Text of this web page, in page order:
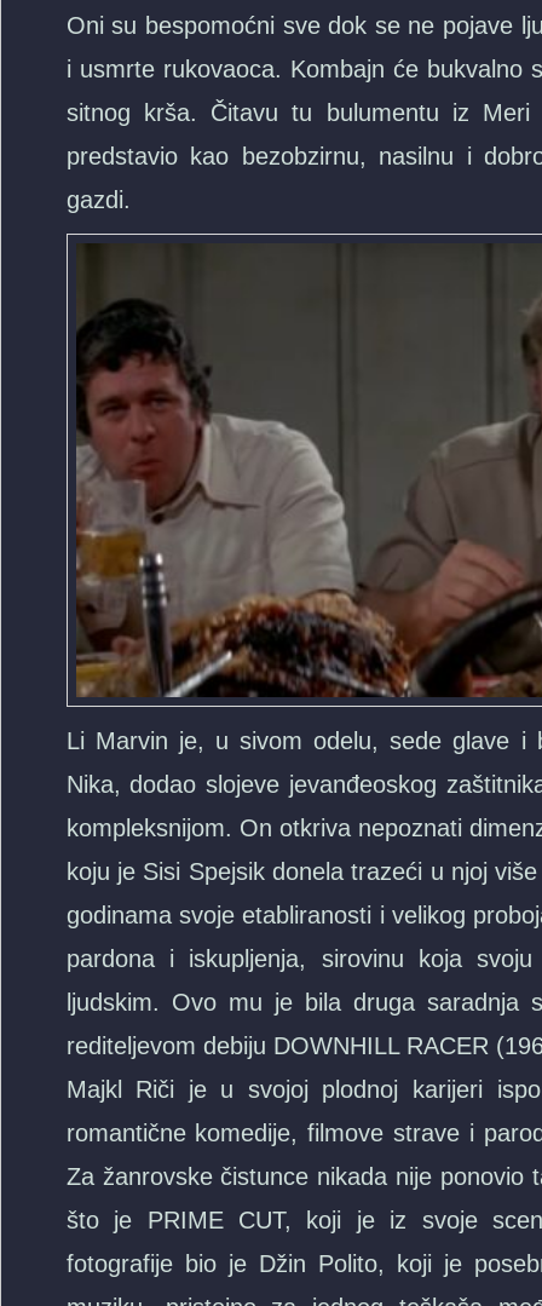
Oni su bespomoćni sve dok se ne pojave
i usmrte rukovaoca. Kombajn će bukvalno
sitnog krša. Čitavu tu bulumentu iz
predstavio kao bezobzirnu, nasilnu i
gazdi.
Li Marvin je, u sivom odelu, sede glave i
Nika, dodao slojeve jevanđeoskog
kompleksnijom. On otkriva nepoznati
koju je Sisi Spejsik donela trazeći u njoj
godinama svoje etabliranosti i velikog
pardona i iskupljenja, sirovinu koja
ljudskim. Ovo mu je bila druga saradnja
rediteljevom debiju DOWNHILL RACER
Majkl Riči je u svojoj plodnoj karijeri
romantične komedije, filmove strave i
Za žanrovske čistunce nikada nije ponovio
što je PRIME CUT, koji je iz svoje
fotografije bio je Džin Polito, koji je